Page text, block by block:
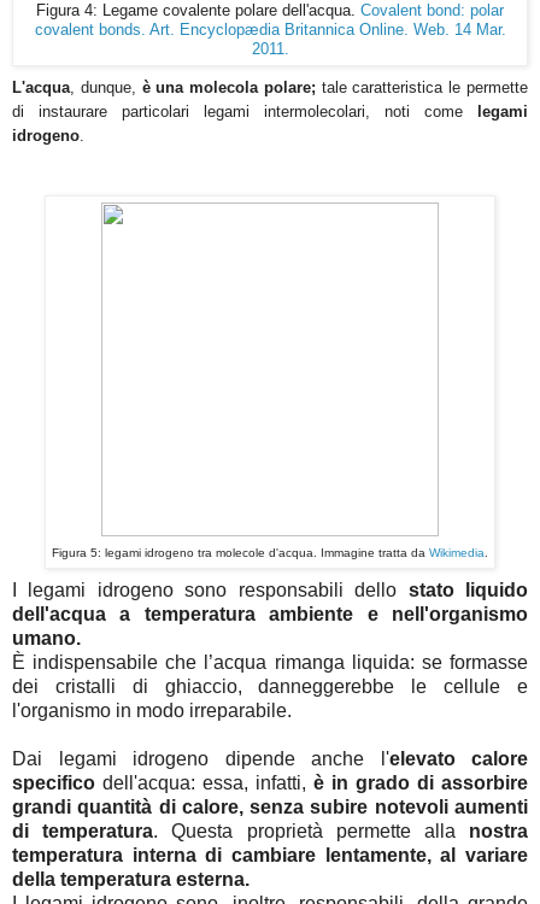
Figura 4: Legame covalente polare dell'acqua. Covalent bond: polar
covalent bonds. Art. Encyclopædia Britannica Online. Web. 14 Mar.
2011.
L'acqua, dunque, è una molecola polare; tale caratteristica le permette
di instaurare particolari legami intermolecolari, noti come
legami
idrogeno.
Figura 5: legami idrogeno tra molecole d'acqua. Immagine tratta da Wikimedia.
I legami idrogeno sono responsabili dello stato liquido
dell'acqua a temperatura ambiente e nell'organismo
umano.
È indispensabile che l’acqua rimanga liquida: se formasse
dei cristalli di ghiaccio, danneggerebbe le cellule e
l'organismo in modo irreparabile.
Dai legami idrogeno dipende anche l'elevato calore
specifico dell'acqua: essa, infatti, è in grado di assorbire
grandi quantità di calore, senza subire notevoli aumenti
di temperatura. Questa proprietà permette alla nostra
temperatura interna di cambiare lentamente, al variare
della temperatura esterna.